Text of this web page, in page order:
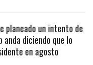
planeado un intento de
anda diciendo que lo
en agosto